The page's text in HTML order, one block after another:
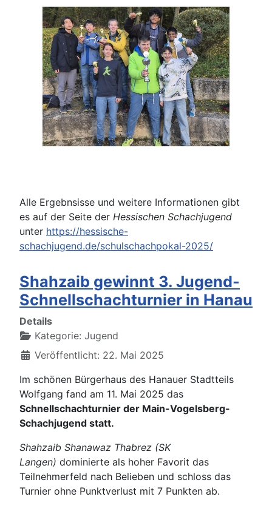
Alle Ergebnsisse und weitere Informationen gibt
es auf der Seite der Hessischen Schachjugend
unter https://hessische-
schachjugend.de/schulschachpokal-2025/
Shahzaib gewinnt 3. Jugend-
Schnellschachturnier in Hanau
Details
Kategorie: Jugend
Veröffentlicht: 22. Mai 2025
Im schönen Bürgerhaus des Hanauer Stadtteils
Wolfgang fand am 11. Mai 2025 das
Schnellschachturnier der Main-Vogelsberg-
Schachjugend statt.
Shahzaib Shanawaz Thabrez (SK
Langen) dominierte als hoher Favorit das
Teilnehmerfeld nach Belieben und schloss das
Turnier ohne Punktverlust mit 7 Punkten ab.